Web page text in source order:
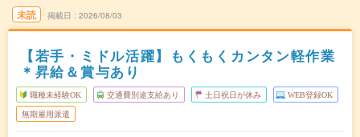
未読 掲載日 2026/08/03
【若手・ミドル活躍】もくもくカンタン軽作業
＊昇給＆賞与あり
職種未経験OK 交通費別途支給あり 土日祝日が休み WEB登録OK
無期雇用派遣